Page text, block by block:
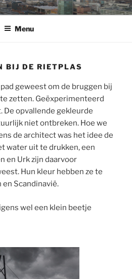
Sanders
Menu
BIJ DE RIETPLAS
geweest om de bruggen bij
zetten. Geëxperimenteerd
De opvallende gekleurde
niet ontbreken. Hoe we
de architect was het idee de
water uit te drukken, een
en Urk zijn daarvoor
Hun kleur hebben ze te
en Scandinavië.
wel een klein beetje